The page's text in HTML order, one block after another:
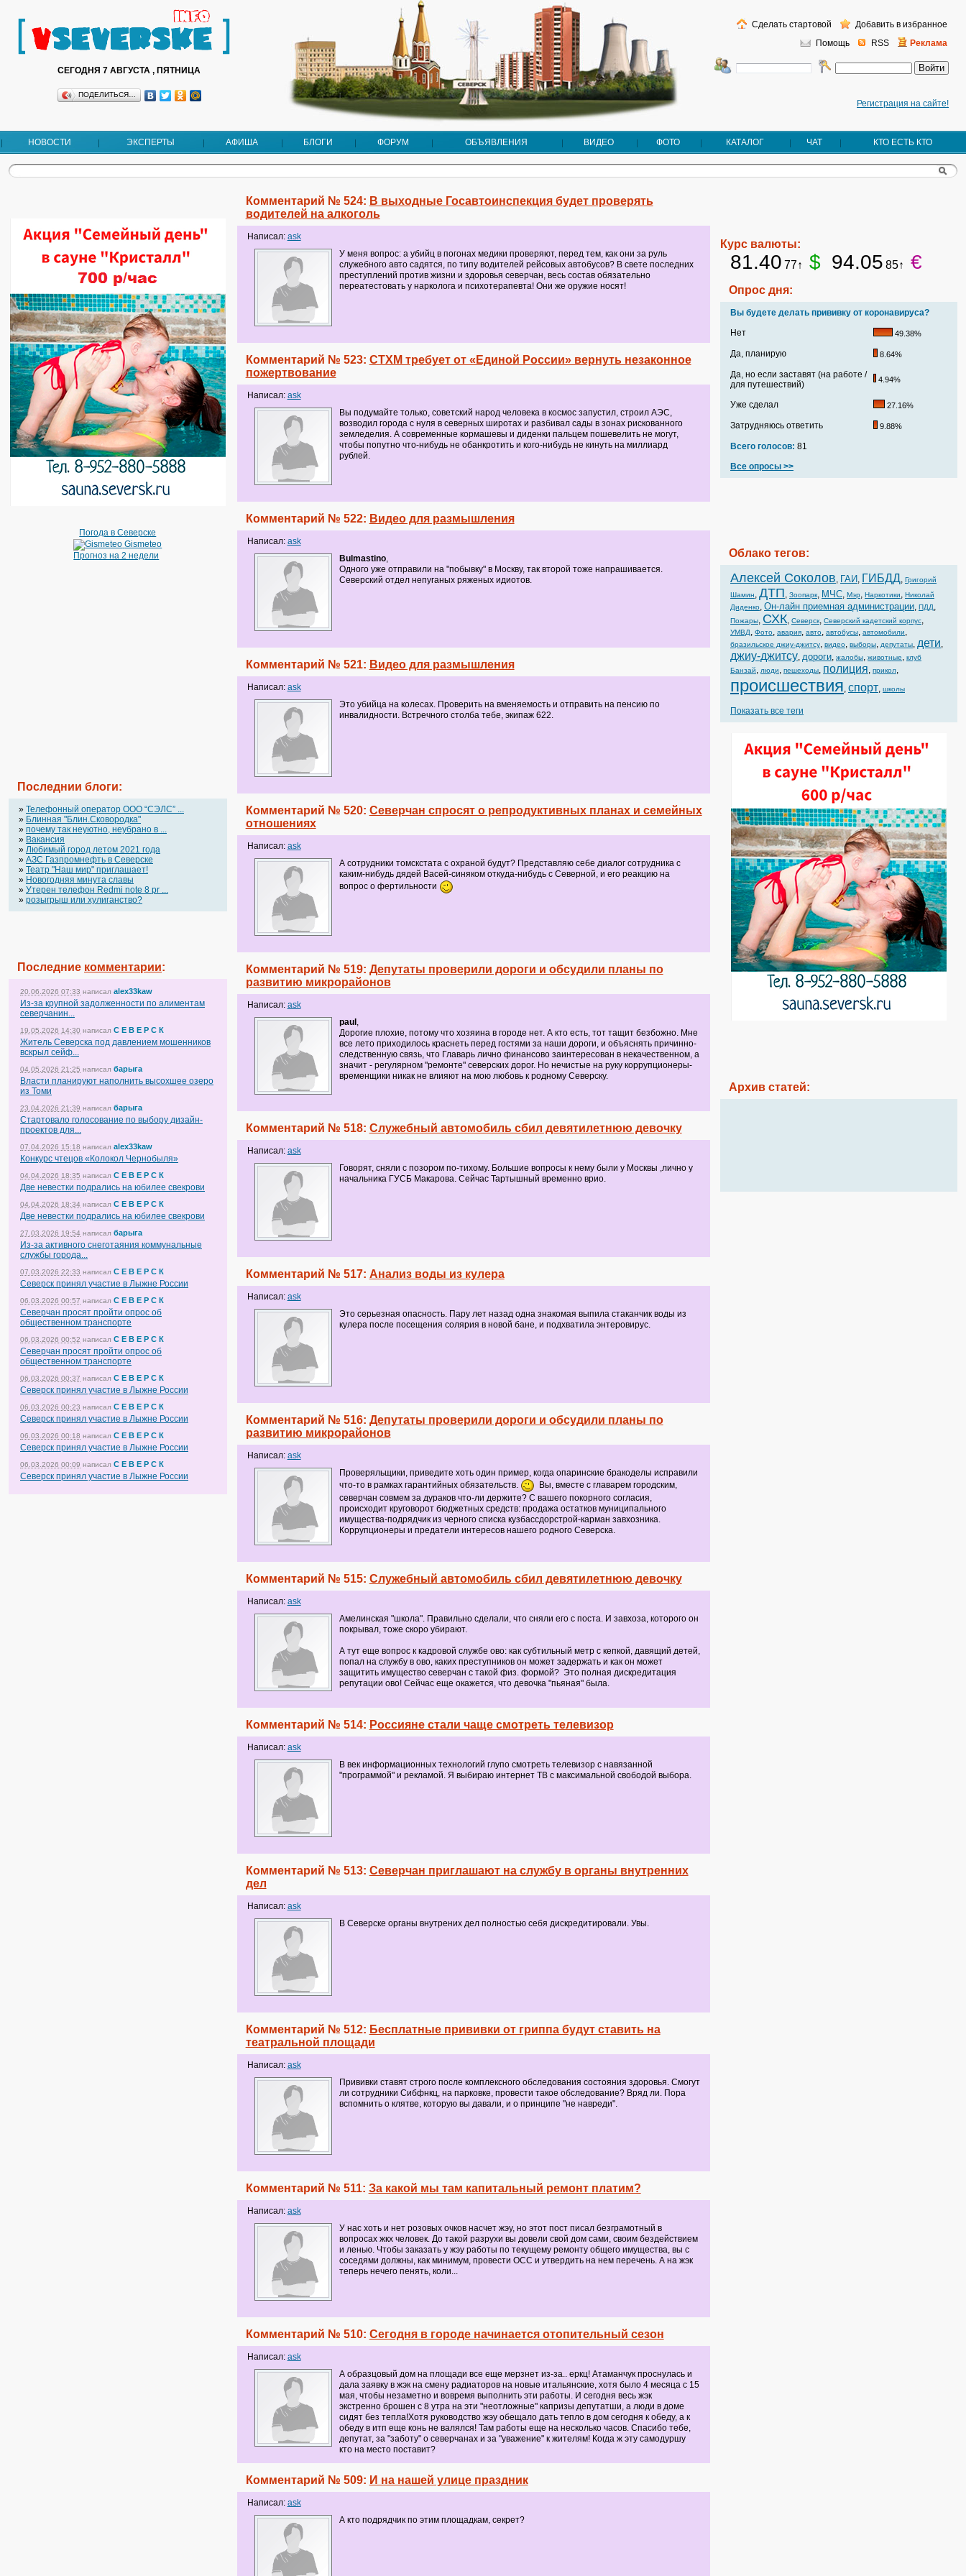
СЕГОДНЯ 7 АВГУСТА , ПЯТНИЦА
ПОДЕЛИТЬСЯ…
Регистрация на сайте!
Помощь RSS Реклама
Сделать стартовой Добавить в избранное
НОВОСТИ ЭКСПЕРТЫ АФИША БЛОГИ ФОРУМ ОБЪЯВЛЕНИЯ ВИДЕО ФОТО КАТАЛОГ ЧАТ КТО ЕСТЬ КТО
Погода в Северске
Gismeteo
Прогноз на 2 недели
Последнии блоги:
» Телефонный оператор OOO “СЭЛС” ...
» Блинная "Блин.Сковородка"
» почему так неуютно, неубрано в ...
» Вакансия
» Любимый город летом 2021 года
» АЗС Газпромнефть в Северске
» Театр "Наш мир" приглашает!
» Новогодняя минута славы
» Утерен телефон Redmi note 8 pr ...
» розыгрыш или хулиганство?
Последние комментарии:
20.06.2026 07:33 написал alex33kaw
Из-за крупной задолженности по алиментам
северчанин...
19.05.2026 14:30 написал С Е В Е Р С К
Житель Северска под давлением мошенников
вскрыл сейф...
04.05.2026 21:25 написал барыга
Власти планируют наполнить высохшее озеро
из Томи
23.04.2026 21:39 написал барыга
Стартовало голосование по выбору дизайн-
проектов для...
07.04.2026 15:18 написал alex33kaw
Конкурс чтецов «Колокол Чернобыля»
04.04.2026 18:35 написал С Е В Е Р С К
Две невестки подрались на юбилее свекрови
04.04.2026 18:34 написал С Е В Е Р С К
Две невестки подрались на юбилее свекрови
27.03.2026 19:54 написал барыга
Из-за активного снеготаяния коммунальные
службы города...
07.03.2026 22:33 написал С Е В Е Р С К
Северск принял участие в Лыжне России
06.03.2026 00:57 написал С Е В Е Р С К
Северчан просят пройти опрос об
общественном транспорте
06.03.2026 00:52 написал С Е В Е Р С К
Северчан просят пройти опрос об
общественном транспорте
06.03.2026 00:37 написал С Е В Е Р С К
Северск принял участие в Лыжне России
06.03.2026 00:23 написал С Е В Е Р С К
Северск принял участие в Лыжне России
06.03.2026 00:18 написал С Е В Е Р С К
Северск принял участие в Лыжне России
06.03.2026 00:09 написал С Е В Е Р С К
Северск принял участие в Лыжне России
Комментарий № 524: В выходные Госавтоинспекция будет проверять
водителей на алкоголь
Написал: ask
У меня вопрос: а убийц в погонах медики проверяют, перед тем, как они за руль
служебного авто садятся, по типу водителей рейсовых автобусов? В свете последних
преступлений против жизни и здоровья северчан, весь состав обязательно
переатестовать у нарколога и психотерапевта! Они же оружие носят!
Комментарий № 523: СТХМ требует от «Единой России» вернуть незаконное
пожертвование
Написал: ask
Вы подумайте только, советский народ человека в космос запустил, строил АЭС,
возводил города с нуля в северных широтах и разбивал сады в зонах рискованного
земледелия. А современные кормашевы и диденки пальцем пошевелить не могут,
чтобы попутно что-нибудь не обанкротить и кого-нибудь не кинуть на миллиард
рублей.
Комментарий № 522: Видео для размышления
Написал: ask
Bulmastino,
Одного уже отправили на "побывку" в Москву, так второй тоже напрашивается.
Северский отдел непуганых ряженых идиотов.
Комментарий № 521: Видео для размышления
Написал: ask
Это убийца на колесах. Проверить на вменяемость и отправить на пенсию по
инвалидности. Встречного столба тебе, экипаж 622.
Комментарий № 520: Северчан спросят о репродуктивных планах и семейных
отношениях
Написал: ask
А сотрудники томскстата с охраной будут? Представляю себе диалог сотрудника с
каким-нибудь дядей Васей-синяком откуда-нибудь с Северной, и его реакцию на
вопрос о фертильности
Комментарий № 519: Депутаты проверили дороги и обсудили планы по
развитию микрорайонов
Написал: ask
paul ,
Дорогие плохие, потому что хозяина в городе нет. А кто есть, тот тащит безбожно. Мне
все лето приходилось краснеть перед гостями за наши дороги, и объяснять причинно-
следственную связь, что Главарь лично финансово заинтересован в некачественном, а
значит - регулярном "ремонте" северских дорог. Но нечистые на руку коррупционеры-
временщики никак не влияют на мою любовь к родному Северску.
Комментарий № 518: Служебный автомобиль сбил девятилетнюю девочку
Написал: ask
Говорят, сняли с позором по-тихому. Большие вопросы к нему были у Москвы ,лично у
начальника ГУСБ Макарова. Сейчас Тартышный временно врио.
Комментарий № 517: Анализ воды из кулера
Написал: ask
Это серьезная опасность. Пару лет назад одна знакомая выпила стаканчик воды из
кулера после посещения солярия в новой бане, и подхватила энтеровирус.
Комментарий № 516: Депутаты проверили дороги и обсудили планы по
развитию микрорайонов
Написал: ask
Проверяльщики, приведите хоть один пример, когда опаринские бракоделы исправили
что-то в рамках гарантийных обязательств.
Вы, вместе с главарем городским,
северчан совмем за дураков что-ли держите? С вашего покорного согласия,
происходит круговорот бюджетных средств: продажа остатков муниципального
имущества-подрядчик из черного списка кузбассдорстрой-карман завхозника.
Коррупционеры и предатели интересов нашего родного Северска.
Комментарий № 515: Служебный автомобиль сбил девятилетнюю девочку
Написал: ask
Амелинская "школа". Правильно сделали, что сняли его с поста. И завхоза, которого он
покрывал, тоже скоро убирают.
А тут еще вопрос к кадровой службе ово: как субтильный метр с кепкой, давящий детей,
попал на службу в ово, каких преступников он может задержать и как он может
защитить имущество северчан с такой физ. формой? Это полная дискредитация
репутации ово! Сейчас еще окажется, что девочка "пьяная" была.
Комментарий № 514: Россияне стали чаще смотреть телевизор
Написал: ask
В век информационных технологий глупо смотреть телевизор с навязанной
"программой" и рекламой. Я выбираю интернет ТВ с максимальной свободой выбора.
Комментарий № 513: Северчан приглашают на службу в органы внутренних
дел
Написал: ask
В Северске органы внутрених дел полностью себя дискредитировали. Увы.
Комментарий № 512: Бесплатные прививки от гриппа будут ставить на
театральной площади
Написал: ask
Прививки ставят строго после комплексного обследования состояния здоровья. Смогут
ли сотрудники Сибфнкц, на парковке, провести такое обследование? Вряд ли. Пора
вспомнить о клятве, которую вы давали, и о принципе "не навреди".
Комментарий № 511: За какой мы там капитальный ремонт платим?
Написал: ask
У нас хоть и нет розовых очков насчет жэу, но этот пост писал безграмотный в
вопросах жкх человек. До такой разрухи вы довели свой дом сами, своим бездействием
и ленью. Чтобы заказать у жэу работы по текущему ремонту общего имущества, вы с
соседями должны, как минимум, провести ОСС и утвердить на нем перечень. А на жэк
теперь нечего пенять, коли...
Комментарий № 510: Сегодня в городе начинается отопительный сезон
Написал: ask
А образцовый дом на площади все еще мерзнет из-за.. еркц! Атаманчук проснулась и
дала заявку в жэк на смену радиаторов на новые итальянские, хотя было 4 месяца с 15
мая, чтобы незаметно и вовремя выполнить эти работы. И сегодня весь жэк
экстренно брошен с 8 утра на эти "неотложные" капризы депутатши, а люди в доме
сидят без тепла!Хотя руководство жэу обещало дать тепло в дом сегодня к обеду, а к
обеду в итп еще конь не валялся! Там работы еще на несколько часов. Спасибо тебе,
депутат, за "заботу" о северчанах и за "уважение" к жителям! Когда ж эту самодуршу
кто на место поставит?
Комментарий № 509: И на нашей улице праздник
Написал: ask
А кто подрядчик по этим площадкам, секрет?
Курс валюты:
81.40 77↑ $ 94.05 85↑ €
Опрос дня:
Вы будете делать прививку от коронавируса?
Нет
49.38%
Да, планирую 8.64%
Да, но если заставят (на работе /
для путешествий)
4.94%
Уже сделал 27.16%
Затрудняюсь ответить 9.88%
Всего голосов: 81
Все опросы >>
Облако тегов:
Алексей Соколов, ГАИ, ГИБДД, Григорий
Шамин, ДТП, Зоопарк, МЧС, Мэр, Наркотики, Николай
Диденко, Он-лайн приемная администрации, ПДД,
Пожары, СХК, Северск, Северский кадетский корпус,
УМВД, Фото, авария, авто, автобусы, автомобили,
бразильское джиу-джитсу, видео, выборы, депутаты, дети,
джиу-джитсу, дороги, жалобы, животные, клуб
Банзай, люди, пешеходы, полиция, прикол,
происшествия, спорт, школы
Показать все теги
Архив статей: